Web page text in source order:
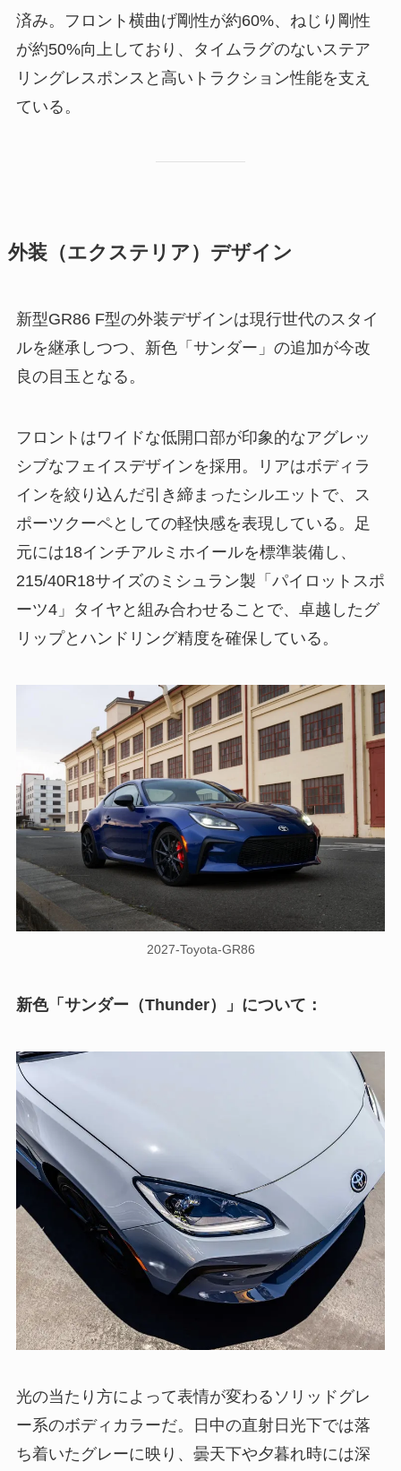
済み。フロント横曲げ剛性が約60%、ねじり剛性
が約50%向上しており、タイムラグのないステア
リングレスポンスと高いトラクション性能を支え
ている。
外装（エクステリア）デザイン
新型GR86 F型の外装デザインは現行世代のスタイ
ルを継承しつつ、新色「サンダー」の追加が今改
良の目玉となる。
フロントはワイドな低開口部が印象的なアグレッ
シブなフェイスデザインを採用。リアはボディラ
インを絞り込んだ引き締まったシルエットで、ス
ポーツクーペとしての軽快感を表現している。足
元には18インチアルミホイールを標準装備し、
215/40R18サイズのミシュラン製「パイロットスポ
ーツ4」タイヤと組み合わせることで、卓越したグ
リップとハンドリング精度を確保している。
2027-Toyota-GR86
新色「サンダー（Thunder）」について：
光の当たり方によって表情が変わるソリッドグレ
ー系のボディカラーだ。日中の直射日光下では落
ち着いたグレーに映り、曇天下や夕暮れ時には深